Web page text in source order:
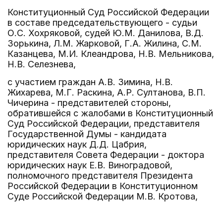
Конституционный Суд Российской Федерации
в составе председательствующего - судьи
О.С. Хохряковой, судей Ю.М. Данилова, В.Д.
Зорькина, Л.М. Жарковой, Г.А. Жилина, С.М.
Казанцева, М.И. Клеандрова, Н.В. Мельникова,
Н.В. Селезнева,
с участием граждан А.В. Зимина, Н.В.
Жихарева, М.Г. Раскина, А.Р. Султанова, В.П.
Чичерина - представителей стороны,
обратившейся с жалобами в Конституционный
Суд Российской Федерации, представителя
Государственной Думы - кандидата
юридических наук Д.Д. Цабрия,
представителя Совета Федерации - доктора
юридических наук Е.В. Виноградовой,
полномочного представителя Президента
Российской Федерации в Конституционном
Суде Российской Федерации М.В. Кротова,